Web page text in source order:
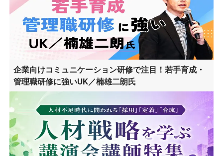
企業向けコミュニケーション研修で注目！若手育成・
管理職研修に強いUK／楠雄二朗氏